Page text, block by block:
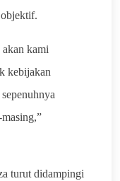
objektif.
kami
kebijakan
turut didampingi